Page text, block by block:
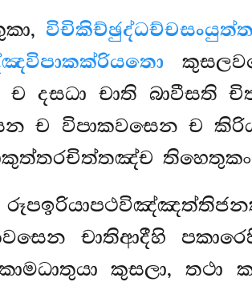
ච දසධා චාති බාවීසති
ච විපාකවසෙන ච
චාතිආදීහි
කුසලා, තථා